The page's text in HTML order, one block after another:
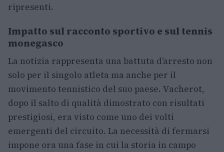
ripresenti.
Impatto sul racconto sportivo e sul tennis
monegasco
La notizia rappresenta una battuta d’arresto non
solo per il singolo atleta ma anche per il
movimento tennistico del suo paese. Vacherot,
dopo il salto di qualità dimostrato con risultati
prestigiosi, era visto come uno dei volti
emergenti del circuito. La necessità di fermarsi
impone ora una fase in cui la storia in campo